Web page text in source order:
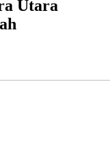
Utara